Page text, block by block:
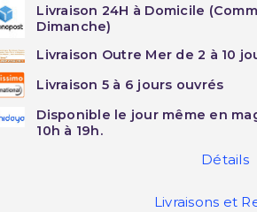
Livraison 24H à Domicile
Dimanche)
Livraison Outre Mer de 2 à 10
Livraison 5 à 6 jours ouvrés
Disponible le jour même en
10h à 19h.
Détails
Livraisons et